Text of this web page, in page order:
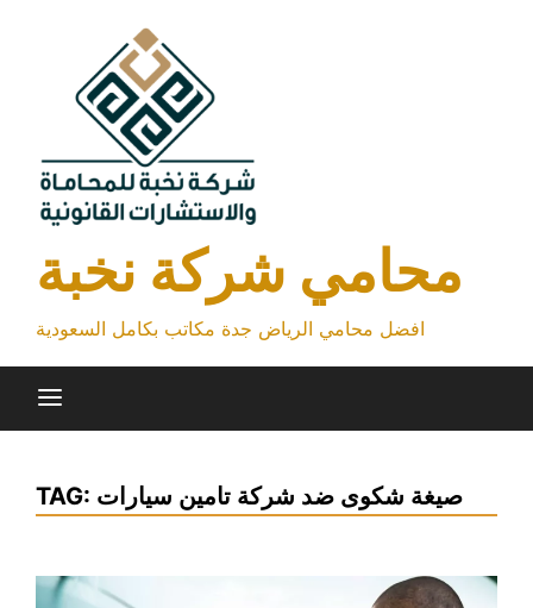
محامي شركة نخبة
افضل محامي الرياض جدة مكاتب بكامل السعودية
TAG: صيغة شكوى ضد شركة تامين سيارات